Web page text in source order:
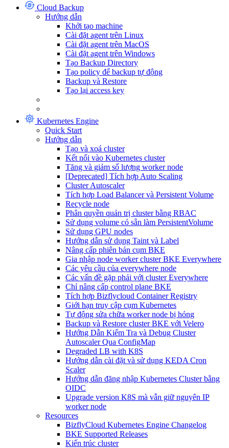
Cloud Backup
Hướng dẫn
Khởi tạo machine
Cài đặt agent trên Linux
Cài đặt agent trên MacOS
Cài đặt agent trên Windows
Tạo Backup Directory
Tạo policy để backup tự động
Backup và Restore
Tạo lại access key
Kubernetes Engine
Quick Start
Hướng dẫn
Tạo và xoá cluster
Kết nối vào Kubernetes cluster
Tăng và giảm số lượng worker node
[Deprecated] Tích hợp Auto Scaling
Cluster Autoscaler
Tích hợp Load Balancer và Persistent Volume
Recycle node
Phân quyền quản trị cluster bằng RBAC
Sử dụng volume có sẵn làm PersistentVolume
Sử dụng GPU nodes
Hướng dẫn sử dụng Taint và Label
Nâng cấp phiên bản cụm BKE
Gia nhập node worker cluster BKE Everywhere
Các yêu cầu của everywhere node
Các vấn đề gặp phải với cluster Everywhere
Chỉ nâng cấp control plane BKE
Tích hợp Bizflycloud Container Registry
Giới hạn truy cập cụm Kubernetes
Tự động sửa chữa worker node bị hỏng
Backup và Restore cluster BKE với Velero
Hướng Dẫn Kiểm Tra và Debug Cluster
Autoscaler Qua ConfigMap
Degraded LB with K8S
Hướng dẫn cài đặt và sử dụng KEDA Cron
Scaler
Hướng dẫn đăng nhập Kubernetes Cluster bằng
OIDC
Upgrade version K8S mà vẫn giữ nguyên IP
worker node
Resources
BizflyCloud Kubernetes Engine Changelog
BKE Supported Releases
Kiến trúc cluster